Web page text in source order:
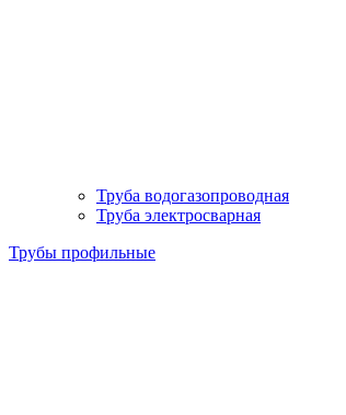
Труба водогазопроводная
Труба электросварная
Трубы профильные